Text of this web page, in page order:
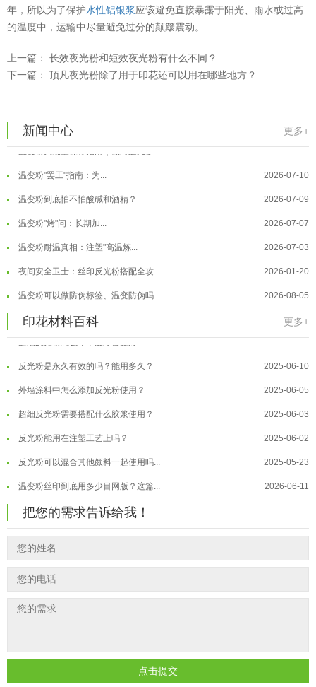
年，所以为了保护水性铝银浆应该避免直接暴露于阳光、雨水或过高
的温度中，运输中尽量避免过分的颠簸震动。
上一篇： 长效夜光粉和短效夜光粉有什么不同？
下一篇： 顶凡夜光粉除了用于印花还可以用在哪些地方？
新闻中心 更多+
温变粉可以做防伪标签、温变防伪吗...
温变粉适合做热变还是冷变？
温变粉保质期有多久？开封后如何保...
温变粉大批量保存指南｜做对这几步... 2026-07-17
温变粉"罢工"指南：为... 2026-07-10
温变粉到底怕不怕酸碱和酒精？ 2026-07-09
温变粉"烤"问：长期加... 2026-07-07
温变粉耐温真相：注塑"高温炼... 2026-07-03
夜间安全卫士：丝印反光粉搭配全攻... 2026-01-20
温变粉可以做防伪标签、温变防伪吗... 2026-08-05
温变粉适合做热变还是冷变？ 2026-08-04
温变粉注塑后表面翻车？粗糙、颗粒... 2026-07-28
温变粉保质期有多久？开封后如何保... 2026-07-20
温变粉大批量保存指南｜做对这几步... 2026-07-17
温变粉"罢工"指南：为... 2026-07-10
温变粉到底怕不怕酸碱和酒精？ 2026-07-09
温变粉"烤"问：长期加... 2026-07-07
温变粉耐温真相：注塑"高温炼... 2026-07-03
夜间安全卫士：丝印反光粉搭配全攻...
印花材料百科 更多+
温变粉丝印到底用多少目网版？这篇... 2026-06-11
反光粉太久不用结块要怎么处理？ 2025-07-11
印花温变粉最适合用在什么行业上呢... 2025-06-20
油性反光粉怎么印花效果最好？
超细反光粉怎么印牢度才会更好？ 2025-06-11
反光粉是永久有效的吗？能用多久？ 2025-06-10
外墙涂料中怎么添加反光粉使用？ 2025-06-05
超细反光粉需要搭配什么胶浆使用？ 2025-06-03
反光粉能用在注塑工艺上吗？ 2025-06-02
反光粉可以混合其他颜料一起使用吗... 2025-05-23
温变粉丝印到底用多少目网版？这篇... 2026-06-11
反光粉太久不用结块要怎么处理？
印花温变粉最适合用在什么行业上呢... 2025-06-20
油性反光粉怎么印花效果最好？
超细反光粉怎么印牢度才会更好？
反光粉是永久有效的吗？能用多久？
超细反光粉需要搭配什么胶浆使用？ 2025-06-03
把您的需求告诉给我！
点击提交